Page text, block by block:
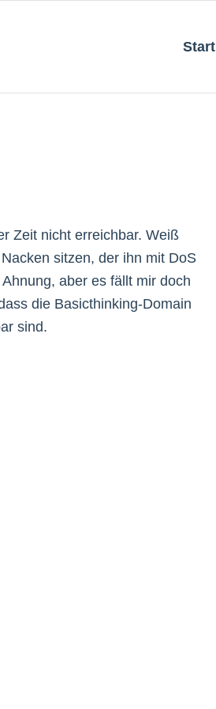
Start
Zeit nicht erreichbar. Weiß
sitzen, der ihn mit DoS
aber es fällt mir doch
die Basicthinking-Domain
sind.